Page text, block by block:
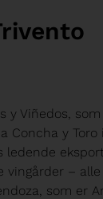
y Viñedos,
Concha y Toro
ledende
vingårder –
som er